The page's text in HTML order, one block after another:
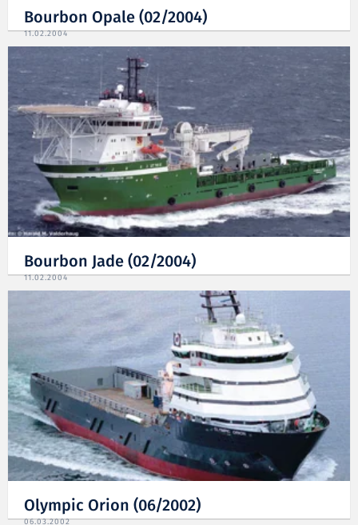
Bourbon Opale (02/2004)
11.02.2004
Bourbon Jade (02/2004)
11.02.2004
Olympic Orion (06/2002)
06.03.2002